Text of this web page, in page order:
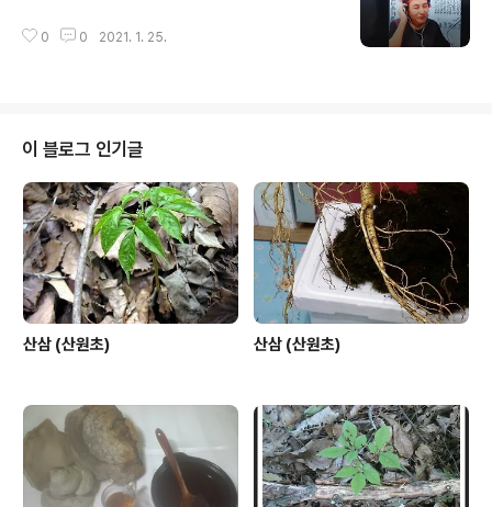
0 0 2021. 1. 25.
이 블로그 인기글
산삼 (산원초) 산삼 (산원초)